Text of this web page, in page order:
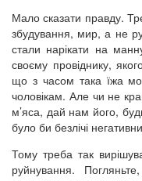
Мало сказати правду.
збудування, мир, а не
стали нарікати на
своєму провіднику,
що з часом така їжа
чоловікам. Але чи не
м’яса, дай нам його,
було би безлічі
Тому треба так
руйнування.